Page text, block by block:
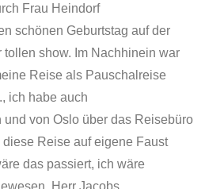
Frau Heindorf
schönen Geburtstag auf der
tollen show. Im Nachhinein war
Reise als Pauschalreise
ich habe auch
von Oslo über das Reisebüro
Reise auf eigene Faust
das passiert, ich wäre
Herr Jacobs